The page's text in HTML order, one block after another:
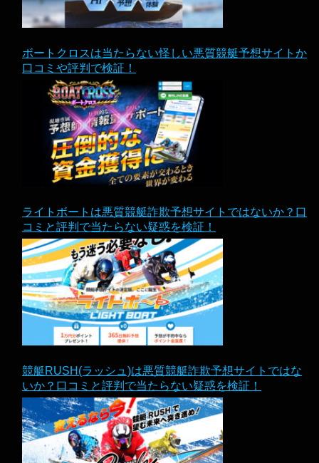
ボートクロスは当たらない怪しい悪質競艇予想サイトか
口コミや評判で検証！
ライトボートは悪質競艇詐欺予想サイトではないか？口
コミと評判で当たらない疑惑を検証！
競艇RUSH(ラッシュ)は悪質競艇詐欺予想サイトではな
いか？口コミと評判で当たらない疑惑を検証！